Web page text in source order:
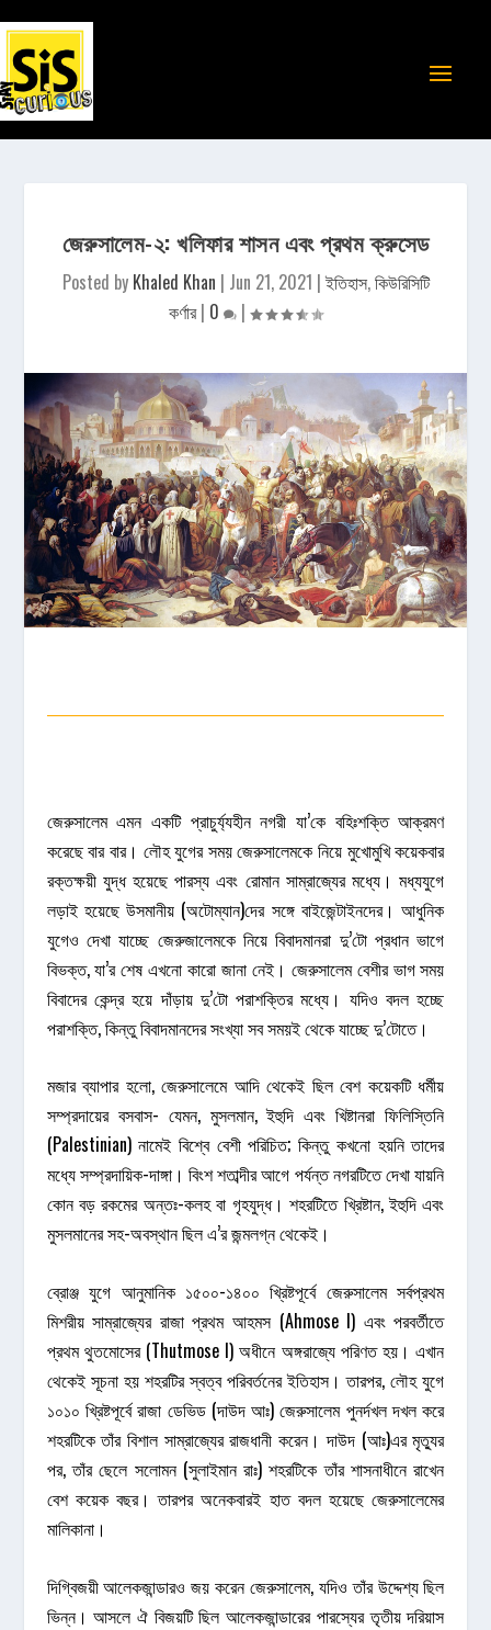
জেরুসালেম-২: খলিফার শাসন এবং প্রথম ক্রুসেড
Posted by Khaled Khan | Jun 21, 2021 |ইতিহাস,কিউরিসিটি
কর্ণার| 0 |
জেরুসালেম এমন একটি প্রাচুর্য্যহীন নগরী যা’কে বহিঃশক্তি আক্রমণ
করেছে বার বার। লৌহ যুগের সময় জেরুসালেমকে নিয়ে মুখোমুখি কয়েকবার
রক্তক্ষয়ী যুদ্ধ হয়েছে পারস্য এবং রোমান সাম্রাজ্যের মধ্যে। মধ্যযুগে
লড়াই হয়েছে উসমানীয় (অটোম্যান)দের সঙ্গে বাইজেন্টাইনদের। আধুনিক
যুগেও দেখা যাচ্ছে জেরুজালেমকে নিয়ে বিবাদমানরা দু’টো প্রধান ভাগে
বিভক্ত, যা’র শেষ এখনো কারো জানা নেই। জেরুসালেম বেশীর ভাগ সময়
বিবাদের কেন্দ্র হয়ে দাঁড়ায় দু’টো পরাশক্তির মধ্যে। যদিও বদল হচ্ছে
পরাশক্তি, কিন্তু বিবাদমানদের সংখ্যা সব সময়ই থেকে যাচ্ছে দু’টোতে।
মজার ব্যাপার হলো, জেরুসালেমে আদি থেকেই ছিল বেশ কয়েকটি ধর্মীয়
সম্প্রদায়ের বসবাস- যেমন, মুসলমান, ইহুদি এবং খিষ্টানরা ফিলিস্তিনি
(Palestinian) নামেই বিশ্বে বেশী পরিচিত; কিন্তু কখনো হয়নি তাদের
মধ্যে সম্প্রদায়িক-দাঙ্গা। বিংশ শতাব্দীর আগে পর্যন্ত নগরটিতে দেখা যায়নি
কোন বড় রকমের অন্তঃ-কলহ বা গৃহযুদ্ধ। শহরটিতে খ্রিষ্টান, ইহুদি এবং
মুসলমানের সহ-অবস্থান ছিল এ’র জন্মলগ্ন থেকেই।
ব্রোঞ্জ যুগে আনুমানিক ১৫০০-১৪০০ খ্রিষ্টপূর্বে জেরুসালেম সর্বপ্রথম
মিশরীয় সাম্রাজ্যের রাজা প্রথম আহমস (Ahmose I) এবং পরবর্তীতে
প্রথম থুতমোসের (Thutmose I) অধীনে অঙ্গরাজ্যে পরিণত হয়। এখান
থেকেই সূচনা হয় শহরটির স্বত্ব পরিবর্তনের ইতিহাস। তারপর, লৌহ যুগে
১০১০ খ্রিষ্টপূর্বে রাজা ডেভিড (দাউদ আঃ) জেরুসালেম পুনর্দখল দখল করে
শহরটিকে তাঁর বিশাল সাম্রাজ্যের রাজধানী করেন। দাউদ (আঃ)এর মৃত্যুর
পর, তাঁর ছেলে সলোমন (সুলাইমান রাঃ) শহরটিকে তাঁর শাসনাধীনে রাখেন
বেশ কয়েক বছর। তারপর অনেকবারই হাত বদল হয়েছে জেরুসালেমের
মালিকানা।
দিগ্বিজয়ী আলেকজান্ডারও জয় করেন জেরুসালেম, যদিও তাঁর উদ্দেশ্য ছিল
ভিন্ন। আসলে ঐ বিজয়টি ছিল আলেকজান্ডারের পারস্যের তৃতীয় দরিয়াস